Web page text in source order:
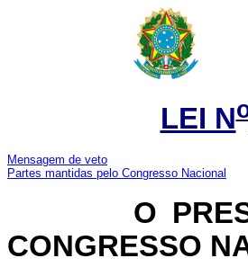
LEI N
Mensagem de veto
Partes mantidas pelo Congresso Nacional
O
CONGRESSO